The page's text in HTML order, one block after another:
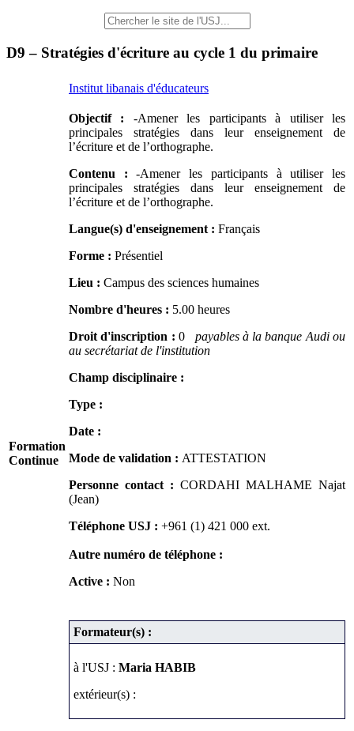
D9 – Stratégies d'écriture au cycle 1 du primaire
Institut libanais d'éducateurs
Formation
Continue
Objectif : -Amener les participants à utiliser les
principales stratégies dans leur enseignement de
l’écriture et de l’orthographe.
Contenu :-Amener les participants à utiliser les
principales stratégies dans leur enseignement de
l’écriture et de l’orthographe.
Langue(s) d'enseignement : Français
Forme : Présentiel
Lieu : Campus des sciences humaines
Nombre d'heures : 5.00 heures
Droit d'inscription : 0 payables à la banque Audi ou
au secrétariat de l'institution
Champ disciplinaire :
Type :
Date :
Mode de validation : ATTESTATION
Personne contact : CORDAHI MALHAME Najat
(Jean)
Téléphone USJ : +961 (1) 421 000 ext.
Autre numéro de téléphone :
Active : Non
Formateur(s) :
à l'USJ : Maria HABIB
extérieur(s) :